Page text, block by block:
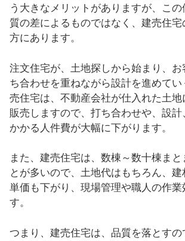
う大きなメリットがありますが、こ
質の差によるものではなく、建売住宅
方にあります。
注文住宅が、土地探しから始まり、
ち合わせを重ねながら設計を進めて
売住宅は、不動産会社が仕入れた土地
販売しますので、打ち合わせや、設
かかる人件費が大幅に下がります。
また、建売住宅は、数棟～数十棟まと
とが多いので、土地代はもちろん、
単価も下がり、現場管理や職人の作業
す。
つまり、建売住宅は、品質を落とすの